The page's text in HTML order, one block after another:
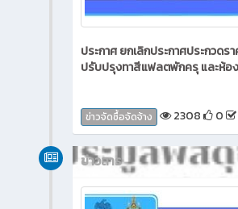
ประกาศ ยกเลิกประกาศประกวดร
ปรับปรุงทาสีแฟลตพักครุ และห้อ
ข่าวจัดซื้อจัดจ้าง 2308 0
ข่าวสาร